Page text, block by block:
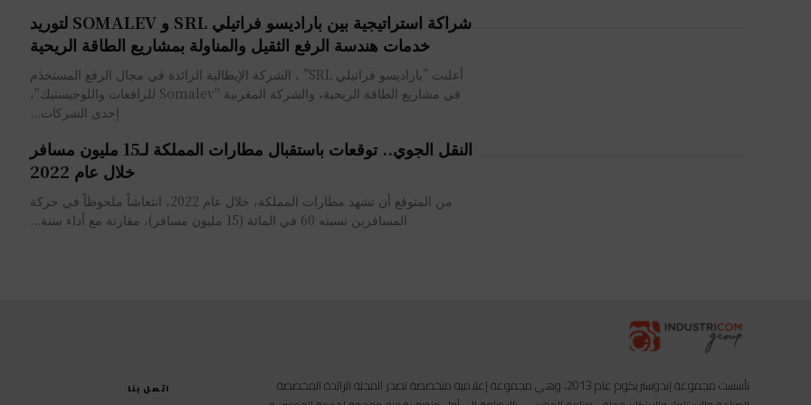
شراكة استراتيجية بين باراديسو فراتيلي SRL و SOMALEV لتوريد
خدمات هندسة الرفع الثقيل والمناولة بمشاريع الطاقة الريحية
أعلنت ”باراديسو فراتيلي SRL” ، الشركة الإيطالية الرائدة في مجال الرفع المستخدَم
في مشاريع الطاقة الريحية، والشركة المغربية "Somalev للرافعات واللوجيستيك"،
إحدى الشركات...
النقل الجوي.. توقعات باستقبال مطارات المملكة لـ15 مليون مسافر
خلال عام 2022
من المتوقع أن تشهد مطارات المملكة، خلال عام 2022، انتعاشاً ملحوظاً في حركة
المسافرين نسبته 60 في المائة (15 مليون مسافر)، مقارنة مع أداء سنة...
اتصل بنا
تأسست مجموعة إندوستريكوم عام 2013، وهي مجموعة إعلامية متخصصة تصدر المجلة الرائدة المخصصة